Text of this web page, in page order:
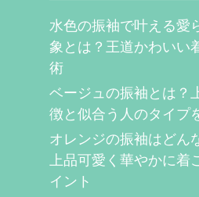
水色の振袖で叶える愛
象とは？王道かわいい
術
ベージュの振袖とは？
徴と似合う人のタイプ
オレンジの振袖はどん
上品可愛く華やかに着
イント